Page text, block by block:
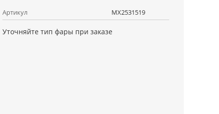
Артикул MX2531519
Уточняйте тип фары при заказе